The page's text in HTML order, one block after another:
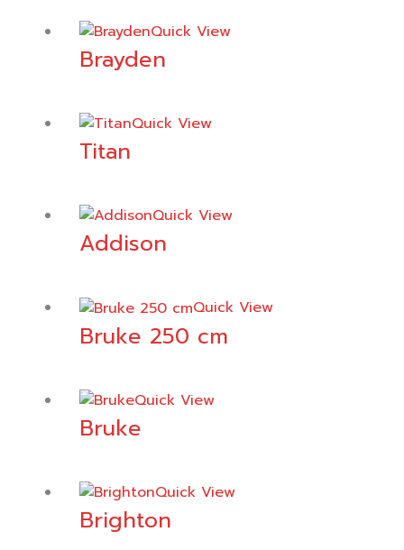
Quick View
Brayden
Quick View
Titan
Quick View
Addison
Quick View
Bruke 250 cm
Quick View
Bruke
Quick View
Brighton